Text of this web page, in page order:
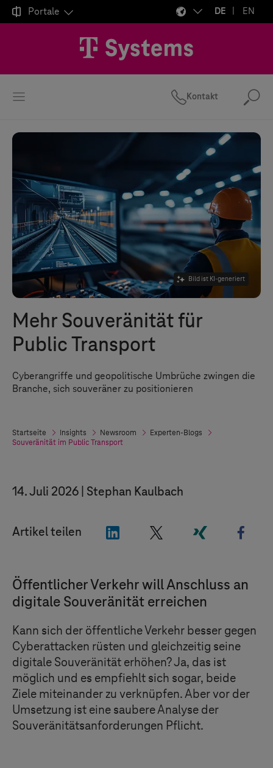
 Portale DE EN
Kontakt
Bild ist KI-generiert
Mehr Souveränität für
Public Transport
Cyberangriffe und geopolitische Umbrüche zwingen die
Branche, sich souveräner zu positionieren
Startseite Insights Newsroom
Experten-Blogs
Souveränität im Public Transport
14. Juli 2026 Stephan Kaulbach
Artikel teilen "LinkedIn" "Xing"
Öffentlicher Verkehr will Anschluss an
digitale Souveränität erreichen
Kann sich der öffentliche Verkehr besser gegen
Cyberattacken rüsten und gleichzeitig seine
digitale Souveränität erhöhen? Ja, das ist
möglich und es empfiehlt sich sogar, beide
Ziele miteinander zu verknüpfen. Aber vor der
Umsetzung ist eine saubere Analyse der
Souveränitätsanforderungen Pflicht.